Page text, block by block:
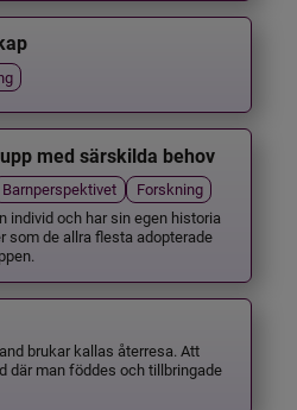
med särskilda behov
Barnperspektivet
Forskning
individ och har sin egen historia
som de allra flesta adopterade
brukar kallas återresa. Att
där man föddes och tillbringade